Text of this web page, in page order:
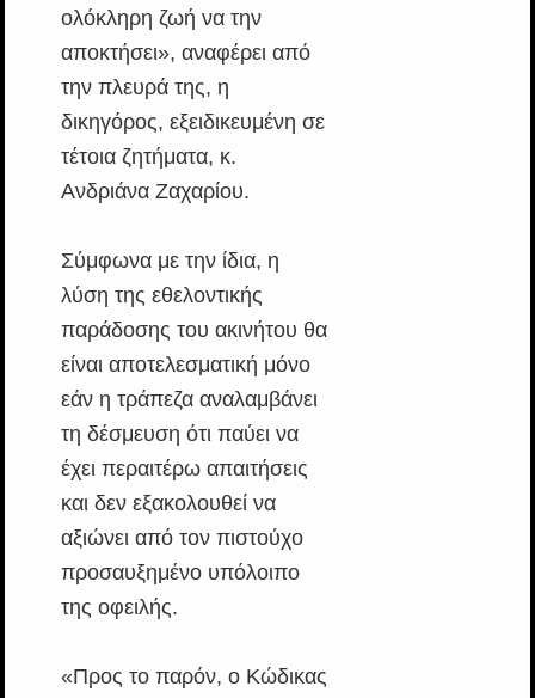
ολόκληρη ζωή να την
αποκτήσει», αναφέρει από
την πλευρά της, η
δικηγόρος, εξειδικευμένη σε
τέτοια ζητήματα, κ.
Ανδριάνα Ζαχαρίου.
Σύμφωνα με την ίδια, η
λύση της εθελοντικής
παράδοσης του ακινήτου θα
είναι αποτελεσματική μόνο
εάν η τράπεζα αναλαμβάνει
τη δέσμευση ότι παύει να
έχει περαιτέρω απαιτήσεις
και δεν εξακολουθεί να
αξιώνει από τον πιστούχο
προσαυξημένο υπόλοιπο
της οφειλής.
«Προς το παρόν, ο Κώδικας